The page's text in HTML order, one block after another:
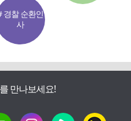
경찰 순환인
사
만나보세요!